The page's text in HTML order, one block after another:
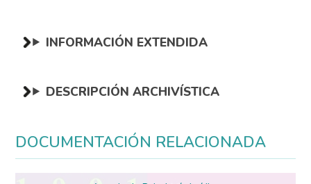
INFORMACIÓN EXTENDIDA
DESCRIPCIÓN ARCHIVÍSTICA
DOCUMENTACIÓN RELACIONADA